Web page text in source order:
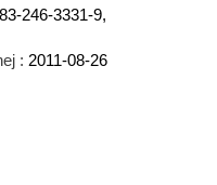
246-3331-9,
: 2011-08-26